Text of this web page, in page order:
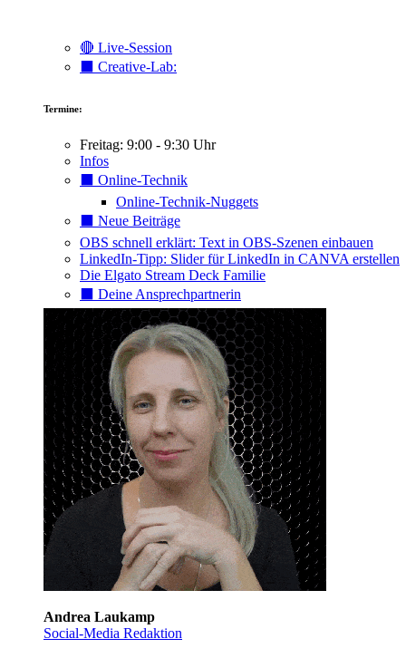
🔴 Live-Session
⬛️ Creative-Lab:
Termine:
Freitag: 9:00 - 9:30 Uhr
Infos
⬛️ Online-Technik
Online-Technik-Nuggets
⬛️ Neue Beiträge
OBS schnell erklärt: Text in OBS-Szenen einbauen
LinkedIn-Tipp: Slider für LinkedIn in CANVA erstellen
Die Elgato Stream Deck Familie
⬛️ Deine Ansprechpartnerin
Andrea Laukamp
Social-Media Redaktion